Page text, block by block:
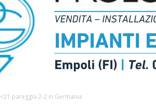
pareggia 2-2 in Germania